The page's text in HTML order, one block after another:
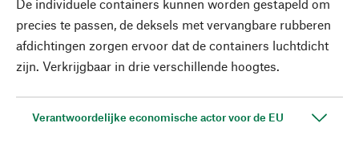
De individuele containers kunnen worden gestapeld om
precies te passen, de deksels met vervangbare rubberen
afdichtingen zorgen ervoor dat de containers luchtdicht
zijn. Verkrijgbaar in drie verschillende hoogtes.
Verantwoordelijke economische actor voor de EU